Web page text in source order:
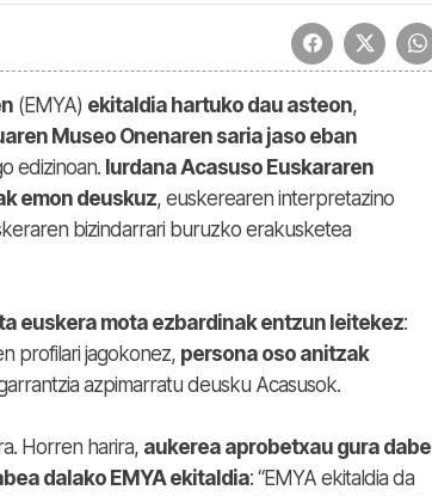
(EMYA) ekitaldia hartuko dau asteon,
Museo Onenaren saria jaso eban
edizinoan. Iurdana Acasuso Euskararen
emon deuskuz, euskerearen interpretazino
bizindarrari buruzko erakusketea
euskera mota ezbardinak entzun leitekez:
profilari jagokonez, persona oso anitzak
azpimarratu deusku Acasusok.
Horren harira, aukerea aprobetxau gura dabe
dalako EMYA ekitaldia: “EMYA ekitaldia da